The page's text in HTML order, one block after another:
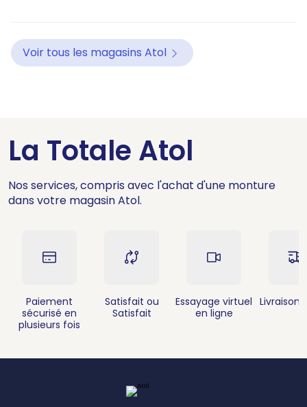
Voir tous les magasins Atol
La Totale Atol
Nos services, compris avec l'achat d'une monture
dans votre magasin Atol.
Paiement
sécurisé en
plusieurs fois
Satisfait ou
Satisfait
Essayage virtuel
en ligne
Livraison